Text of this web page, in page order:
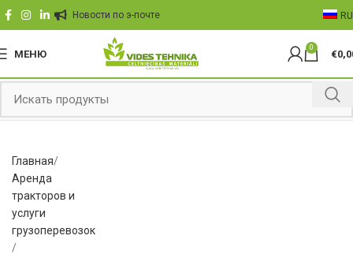
Hовости по э-почте RU
МЕНЮ
0
€
Главная
Aрендa
тракторов и
услуги
грузоперевозок